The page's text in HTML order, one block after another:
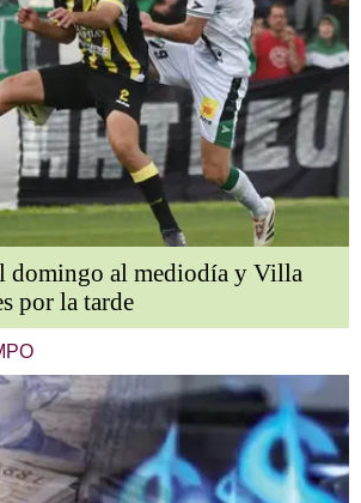
domingo al mediodía y Villa
por la tarde